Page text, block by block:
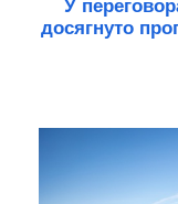
У
досягнуто